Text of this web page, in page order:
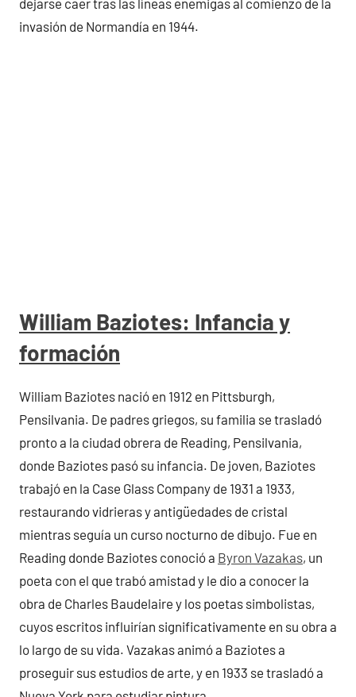
invasión de Normandía en 1944.
William Baziotes: Infancia y
formación
William Baziotes nació en 1912 en Pittsburgh,
Pensilvania. De padres griegos, su familia se trasladó
pronto a la ciudad obrera de Reading, Pensilvania,
donde Baziotes pasó su infancia. De joven, Baziotes
trabajó en la Case Glass Company de 1931 a 1933,
restaurando vidrieras y antigüedades de cristal
mientras seguía un curso nocturno de dibujo. Fue en
Reading donde Baziotes conoció a Byron Vazakas, un
poeta con el que trabó amistad y le dio a conocer la
obra de Charles Baudelaire y los poetas simbolistas,
cuyos escritos influirían significativamente en su obra a
lo largo de su vida. Vazakas animó a Baziotes a
proseguir sus estudios de arte, y en 1933 se trasladó a